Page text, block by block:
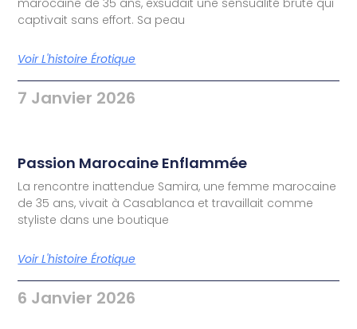
captivait sans effort. Sa peau
Voir L'histoire Érotique
7 Janvier 2026
Passion Marocaine Enflammée
La rencontre inattendue Samira, une femme marocaine
de 35 ans, vivait à Casablanca et travaillait comme
styliste dans une boutique
Voir L'histoire Érotique
6 Janvier 2026